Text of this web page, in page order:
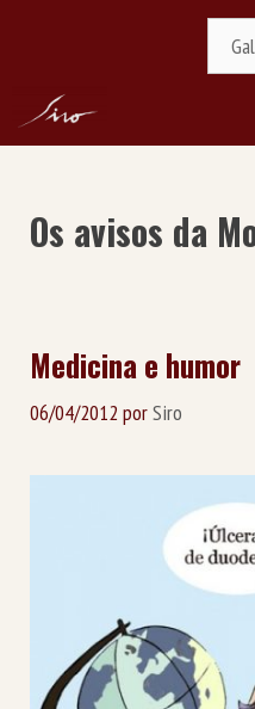
Os avisos da
Medicina e humor
06/04/2012 porSiro